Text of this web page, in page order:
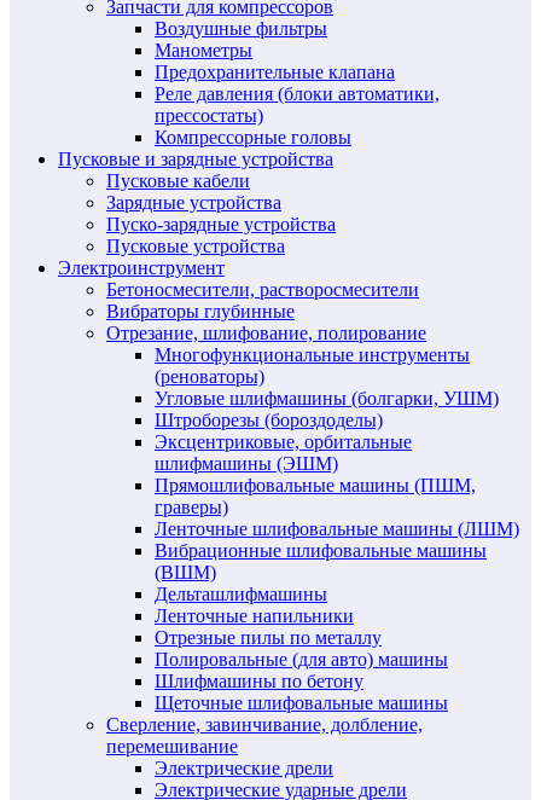
Запчасти для компрессоров
Воздушные фильтры
Манометры
Предохранительные клапана
Реле давления (блоки автоматики,
прессостаты)
Компрессорные головы
Пусковые и зарядные устройства
Пусковые кабели
Зарядные устройства
Пуско-зарядные устройства
Пусковые устройства
Электроинструмент
Бетоносмесители, растворосмесители
Вибраторы глубинные
Отрезание, шлифование, полирование
Многофункциональные инструменты
(реноваторы)
Угловые шлифмашины (болгарки, УШМ)
Штроборезы (бороздоделы)
Эксцентриковые, орбитальные
шлифмашины (ЭШМ)
Прямошлифовальные машины (ПШМ,
граверы)
Ленточные шлифовальные машины (ЛШМ)
Вибрационные шлифовальные машины
(ВШМ)
Дельташлифмашины
Ленточные напильники
Отрезные пилы по металлу
Полировальные (для авто) машины
Шлифмашины по бетону
Щеточные шлифовальные машины
Сверление, завинчивание, долбление,
перемешивание
Электрические дрели
Электрические ударные дрели